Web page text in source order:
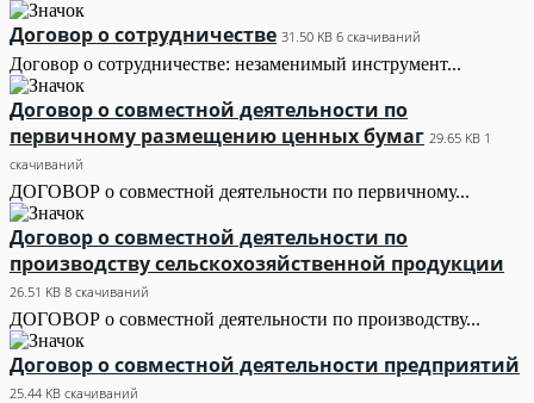
Договор о сотрудничестве 31.50 KB 6 скачиваний
Договор о сотрудничестве: незаменимый инструмент...
Договор о совместной деятельности по
первичному размещению ценных бумаг 29.65 KB 1
скачиваний
ДОГОВОР о совместной деятельности по первичному...
Договор о совместной деятельности по
производству сельскохозяйственной продукции
26.51 KB 8 скачиваний
ДОГОВОР о совместной деятельности по производству...
Договор о совместной деятельности предприятий
25.44 KB скачиваний